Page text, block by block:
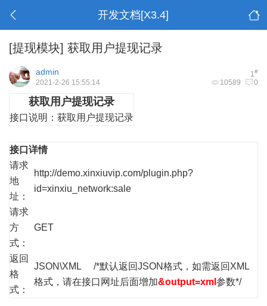
开发文档[X3.4]
[提现模块] 获取用户提现记录
1#
admin
10589 0
2021-2-26 15:55:14
获取用户提现记录
接口说明： 获取用户提现记录
接口详情
请求
地
址：
http://demo.xinxiuvip.com/plugin.php?
id=xinxiu_network:sale
请求
方
式：
GET
返回
格
式：
JSON\XML /*默认返回JSON格式，如需返回XML
格式，请在接口网址后面增加&output=xml 参数*/